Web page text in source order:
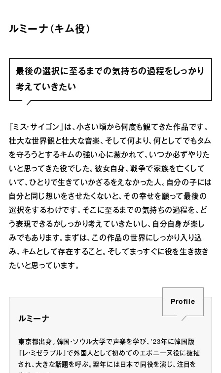
ルミーナ（キム役）
最後の選択に至るまでの気持ちの過程をしっかり
考えていきたい
『ミス・サイゴン』は、小さい頃から何度も観てきた作品です。
壮大な世界観と壮大な音楽、そして何より、何としてでもタム
を守ろうとするキムの強い心に惹かれて、いつか必ずやりた
いと思ってきた役でした。彼女自身、戦争で家族を亡くして
いて、ひとりで生きていかざるをえなかった人。自分の子には
自分と同じ想いをさせたくないと、その幸せを願って最後の
選択をするわけです。そこに至るまでの気持ちの過程を、ど
う表現できるかしっかり考えていきたいし、自分自身が楽し
みでもあります。まずは、この作品の世界にしっかり入り込
み、キムとして存在すること。そしてまっすぐに役を生き抜き
たいと思っています。
Profile
ルミーナ
東京都出身。韓国・ソウル大学で声楽を学び、’23年に韓国版
『レ・ミゼラブル』で外国人として初めてのエポニーヌ役に抜擢
され、大きな話題を呼ぶ。翌年には日本で同役を演じ、注目を